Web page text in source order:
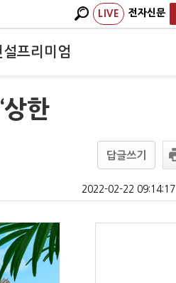
LIVE 전자신문
설프리미엄
한
답글쓰기
2022-02-22 09:14:17